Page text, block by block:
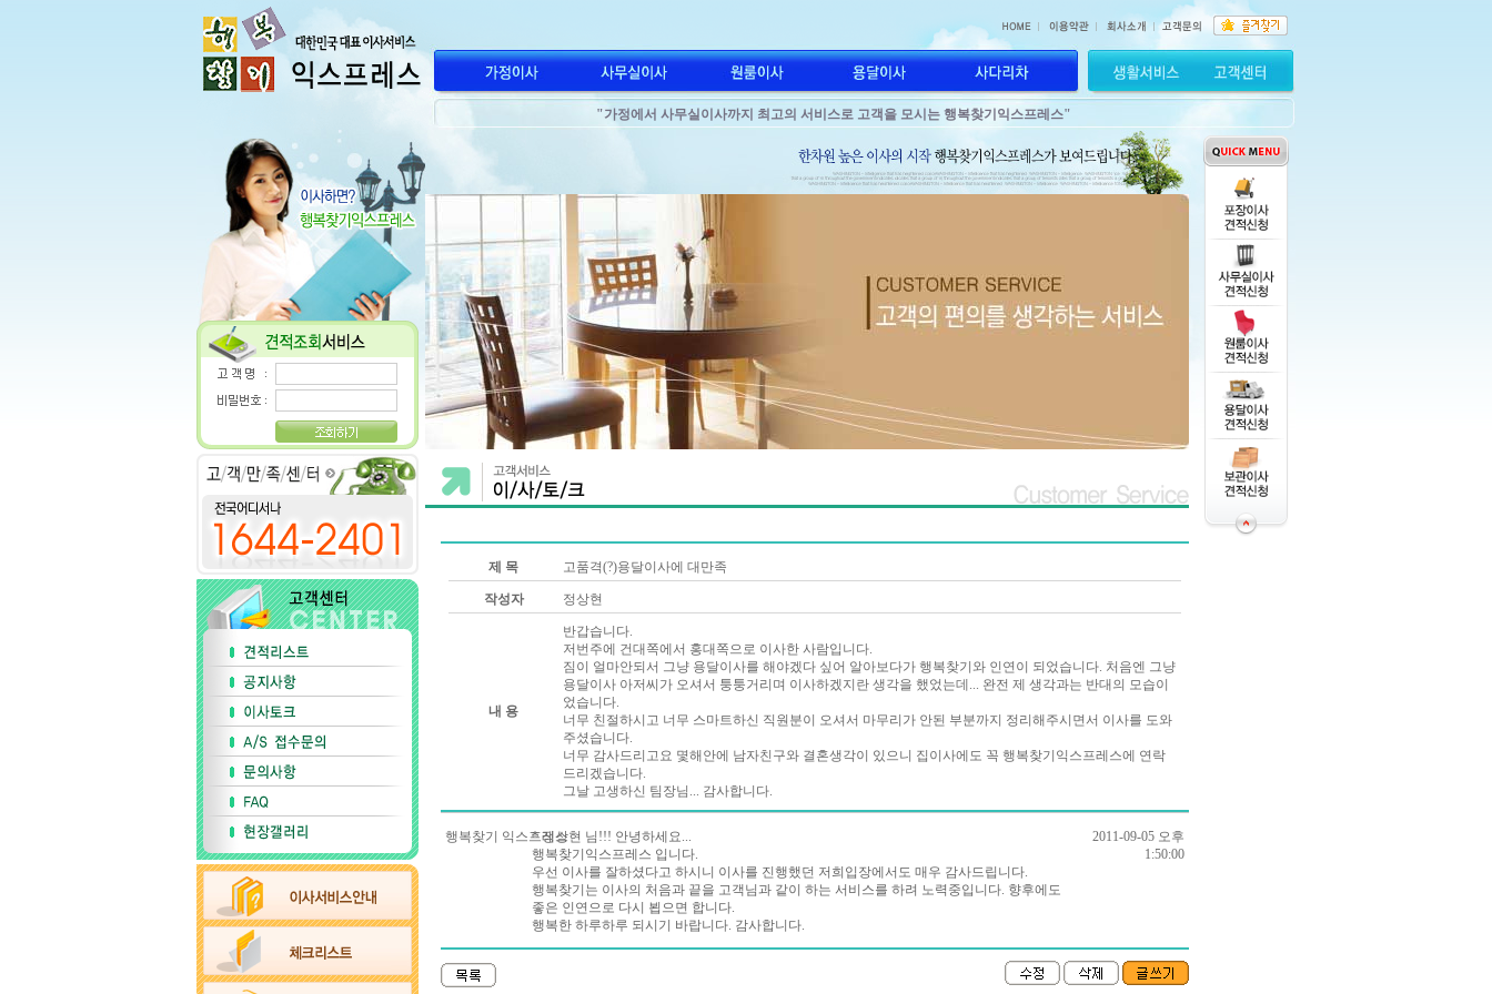
"가정에서 사무실이사까지 최고의 서비스로 고객을 모시는 행복찾기익스프레스"
"전국 어디서나 이사할 때는 행복찾기익스프레스와 함께"
"가정에서 사무실이사까지 최고의 서비스로 고객을 모시는 행복찾기익스프레스"
제 목 고품격(?)용달이사에 대만족
작성자 정상현
내 용
반갑습니다.
저번주에 건대쪽에서 홍대쪽으로 이사한 사람입니다.
짐이 얼마안되서 그냥 용달이사를 해야겠다 싶어 알아보다가 행복찾기와 인연이 되었습니다. 처음엔 그냥
용달이사 아저씨가 오셔서 퉁퉁거리며 이사하겠지란 생각을 했었는데... 완전 제 생각과는 반대의 모습이
었습니다.
너무 친절하시고 너무 스마트하신 직원분이 오셔서 마무리가 안된 부분까지 정리해주시면서 이사를 도와
주셨습니다.
너무 감사드리고요 몇해안에 남자친구와 결혼생각이 있으니 집이사에도 꼭 행복찾기익스프레스에 연락
드리겠습니다.
그날 고생하신 팀장님... 감사합니다.
행복찾기 익스프레스* 정상현 님!!! 안녕하세요...
행복찾기익스프레스 입니다.
우선 이사를 잘하셨다고 하시니 이사를 진행했던 저희입장에서도 매우 감사드립니다.
행복찾기는 이사의 처음과 끝을 고객님과 같이 하는 서비스를 하려 노력중입니다. 향후에도
좋은 인연으로 다시 뵙으면 합니다.
행복한 하루하루 되시기 바랍니다. 감사합니다.
2011-09-05 오후
1:50:00